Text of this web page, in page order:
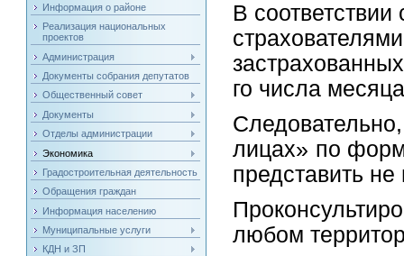
Информация о районе
Реализация национальных
проектов
Администрация
Документы собрания депутатов
Общественный совет
Документы
Отделы администрации
Экономика
Градостроительная деятельность
Обращения граждан
Информация населению
Муниципальные услуги
КДН и ЗП
В
го числа
лицах» по
представить
любом